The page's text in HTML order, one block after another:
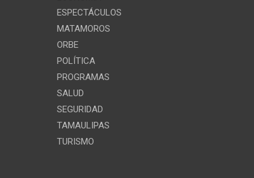
ESPECTÁCULOS
MATAMOROS
ORBE
POLÍTICA
PROGRAMAS
SALUD
SEGURIDAD
TAMAULIPAS
TURISMO